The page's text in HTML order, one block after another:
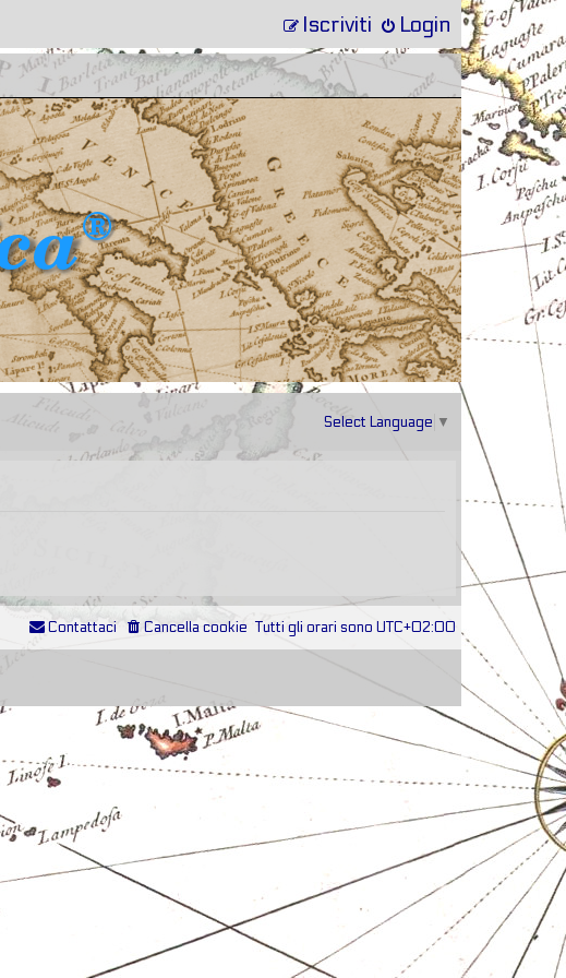
Login
Iscriviti
Select Language ▼
Tutti gli orari sono UTC+02:00
Cancella cookie
Contattaci